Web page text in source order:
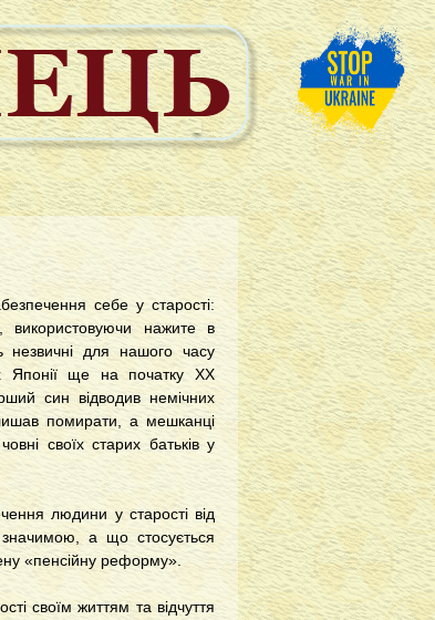
себе у старості:
використовуючи нажите в
для нашого часу
Японії ще на початку ХХ
син відводив немічних
помирати, а мешканці
своїх старих батьків у
людини у старості від
а що стосується
«пенсійну реформу».
своїм життям та відчуття